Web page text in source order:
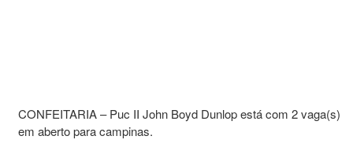
CONFEITARIA – Puc II John Boyd Dunlop está com 2 vaga(s)
em aberto para campinas.